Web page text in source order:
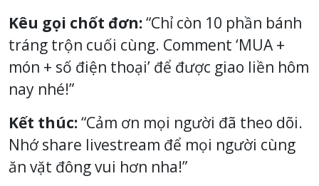
Kêu gọi chốt đơn:“Chỉ còn 10 phần bánh
tráng trộn cuối cùng. Comment ‘MUA +
món + số điện thoại’ để được giao liền hôm
nay nhé!”
Kết thúc:“Cảm ơn mọi người đã theo dõi.
Nhớ share livestream để mọi người cùng
ăn vặt đông vui hơn nha!”